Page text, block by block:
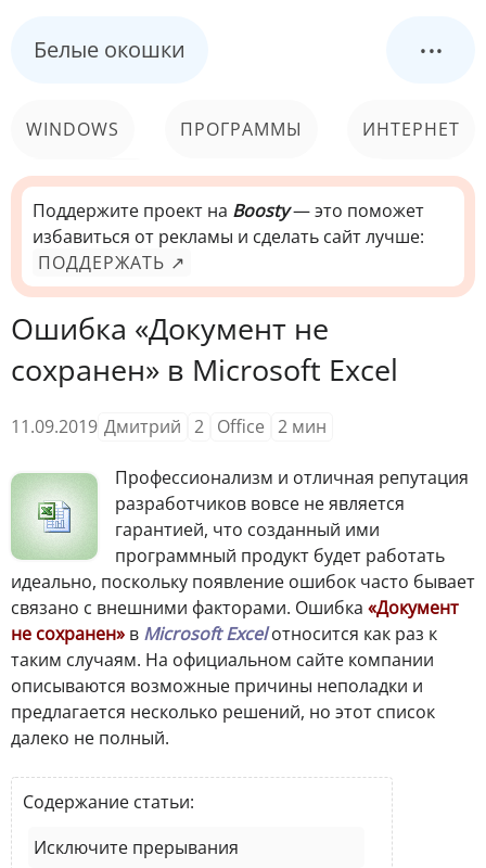
Белые окошки ...
WINDOWS ПРОГРАММЫ ИНТЕРНЕТ
КОМПЬЮТЕР
СИСТЕМА
Поддержите проект на Boosty— это поможет
избавиться от рекламы и сделать сайт лучше:
ПОДДЕРЖАТЬ ↗
Ошибка «Документ не
сохранен» в Microsoft Excel
11.09.2019 Дмитрий 2 Office 2 мин
Профессионализм и отличная репутация
разработчиков вовсе не является
гарантией, что созданный ими
программный продукт будет работать
идеально, поскольку появление ошибок часто бывает
связано с внешними факторами. Ошибка «Документ
не сохранен» в Microsoft Excelотносится как раз к
таким случаям. На официальном сайте компании
описываются возможные причины неполадки и
предлагается несколько решений, но этот список
далеко не полный.
Содержание статьи:
Исключите прерывания